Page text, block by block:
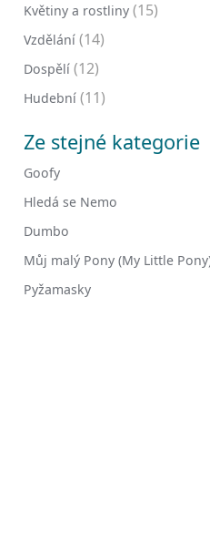
Květiny a rostliny (15)
Vzdělání (14)
Dospělí (12)
Hudební (11)
Ze stejné kategorie
Goofy
Hledá se Nemo
Dumbo
Můj malý Pony (My Little
Pyžamasky